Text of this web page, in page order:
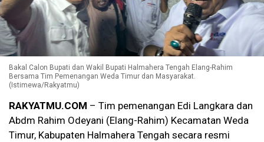
Bakal Calon Bupati dan Wakil Bupati Halmahera Tengah Elang-Rahim
Bersama Tim Pemenangan Weda Timur dan Masyarakat.
(Istimewa/Rakyatmu)
RAKYATMU.COM – Tim pemenangan Edi Langkara dan
Abdm Rahim Odeyani (Elang-Rahim) Kecamatan Weda
Timur, Kabupaten Halmahera Tengah secara resmi